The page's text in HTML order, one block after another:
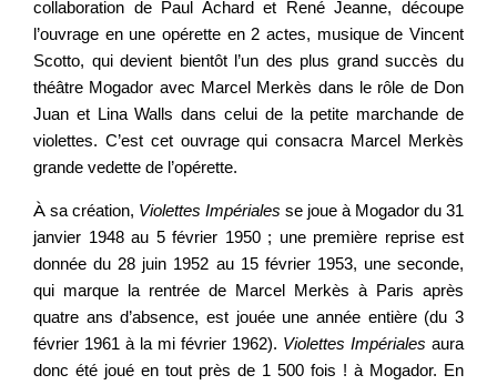
collaboration de Paul Achard et René Jeanne, découpe
l’ouvrage en une opérette en 2 actes, musique de Vincent
Scotto, qui devient bientôt l’un des plus grand succès du
théâtre Mogador avec Marcel Merkès dans le rôle de Don
Juan et Lina Walls dans celui de la petite marchande de
violettes. C’est cet ouvrage qui consacra Marcel Merkès
grande vedette de l’opérette.
À sa création, Violettes Impériales se joue à Mogador du 31
janvier 1948 au 5 février 1950 ; une première reprise est
donnée du 28 juin 1952 au 15 février 1953, une seconde,
qui marque la rentrée de Marcel Merkès à Paris après
quatre ans d’absence, est jouée une année entière (du 3
février 1961 à la mi février 1962). Violettes Impériales aura
donc été joué en tout près de 1 500 fois ! à Mogador. En